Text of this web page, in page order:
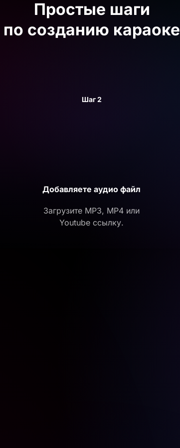
Простые шаги
по созданию караоке
Шаг 2
Добавляете аудио файл
Загрузите MP3, MP4 или
Youtube ссылку.